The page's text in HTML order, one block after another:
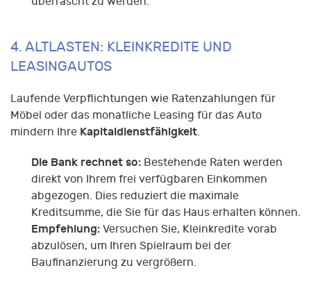
4. ALTLASTEN: KLEINKREDITE UND
LEASINGAUTOS
Laufende Verpflichtungen wie Ratenzahlungen für
Möbel oder das monatliche Leasing für das Auto
mindern Ihre Kapitaldienstfähigkeit.
Die Bank rechnet so: Bestehende Raten werden
direkt von Ihrem frei verfügbaren Einkommen
abgezogen. Dies reduziert die maximale
Kreditsumme, die Sie für das Haus erhalten können.
Empfehlung: Versuchen Sie, Kleinkredite vorab
abzulösen, um Ihren Spielraum bei der
Baufinanzierung zu vergrößern.